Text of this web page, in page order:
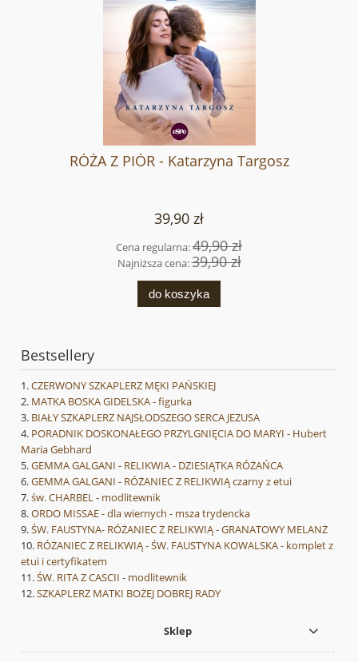
RÓŻA Z PIÓR - Katarzyna Targosz
39,90 zł
Cena regularna:49,90 zł
Najniższa cena:39,90 zł
do koszyka
Bestsellery
CZERWONY SZKAPLERZ MĘKI PAŃSKIEJ
MATKA BOSKA GIDELSKA - figurka
BIAŁY SZKAPLERZ NAJSŁODSZEGO SERCA JEZUSA
PORADNIK DOSKONAŁEGO PRZYLGNIĘCIA DO MARYI - Hubert
Maria Gebhard
GEMMA GALGANI - RELIKWIA - DZIESIĄTKA RÓŻAŃCA
GEMMA GALGANI - RÓŻANIEC Z RELIKWIĄ czarny z etui
św. CHARBEL - modlitewnik
ORDO MISSAE - dla wiernych - msza trydencka
ŚW. FAUSTYNA- RÓŻANIEC Z RELIKWIĄ - GRANATOWY MELANŻ
RÓŻANIEC Z RELIKWIĄ - ŚW. FAUSTYNA KOWALSKA - komplet z
etui i certyfikatem
ŚW. RITA Z CASCII - modlitewnik
SZKAPLERZ MATKI BOŻEJ DOBREJ RADY
Sklep